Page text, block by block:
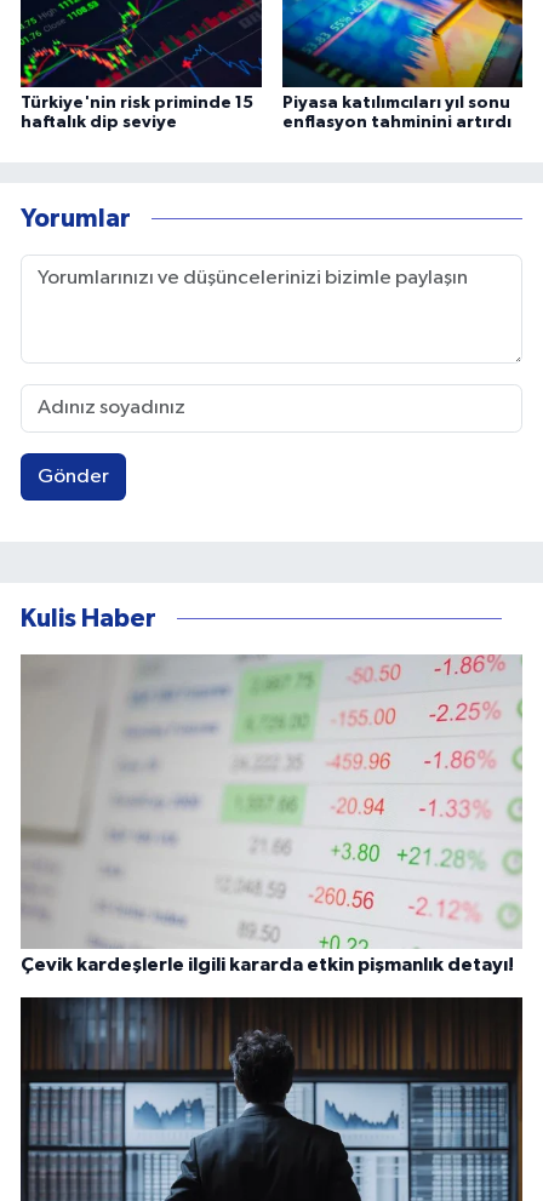
Türkiye'nin risk priminde 15
haftalık dip seviye
Piyasa katılımcıları yıl sonu
enflasyon tahminini artırdı
Yorumlar
Gönder
Kulis Haber
Çevik kardeşlerle ilgili kararda etkin pişmanlık detayı!